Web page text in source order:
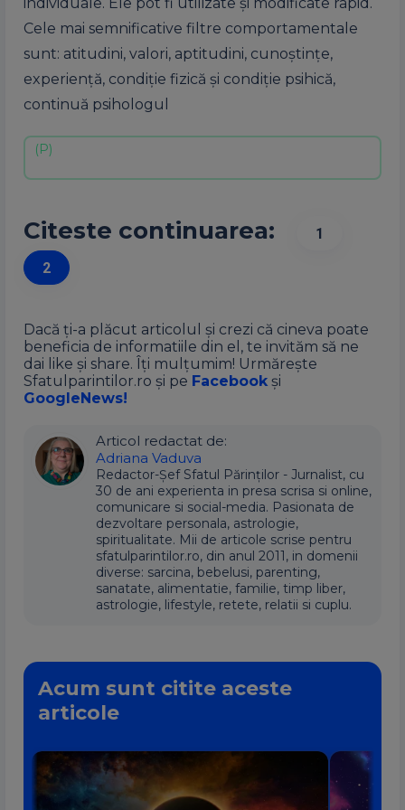
Cele mai semnificative filtre comportamentale
sunt: atitudini, valori, aptitudini, cunoștințe,
experiență, condiție fizică și condiție psihică,
continuă psihologul
Citeste continuarea:
1
2
Dacă ți-a plăcut articolul și crezi că cineva poate
beneficia de informatiile din el, te invităm să ne
dai like și share. Îți mulțumim! Urmărește
Sfatulparintilor.ro și pe Facebook și
GoogleNews!
Articol redactat de:
Adriana Vaduva
Redactor-Șef Sfatul Părinților - Jurnalist, cu
30 de ani experienta in presa scrisa si online,
comunicare si social-media. Pasionata de
dezvoltare personala, astrologie,
spiritualitate. Mii de articole scrise pentru
sfatulparintilor.ro, din anul 2011, in domenii
diverse: sarcina, bebelusi, parenting,
sanatate, alimentatie, familie, timp liber,
astrologie, lifestyle, retete, relatii si cuplu.
Acum sunt citite aceste
articole